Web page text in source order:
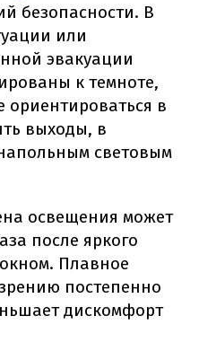
безопасности. В
или
эвакуации
к темноте,
ориентироваться в
выходы, в
световым
освещения может
после яркого
Плавное
постепенно
дискомфорт